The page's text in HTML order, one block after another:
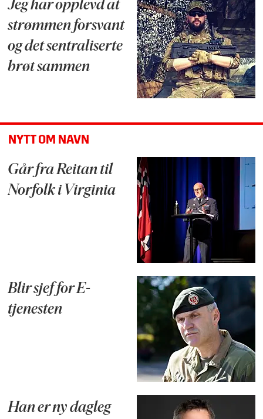
Jeg har opplevd at
strømmen forsvant
og det sentraliserte
brøt sammen
NYTT OM NAVN
Går fra Reitan til
Norfolk i Virginia
Blir sjef for E-
tjenesten
Han er ny dagleg